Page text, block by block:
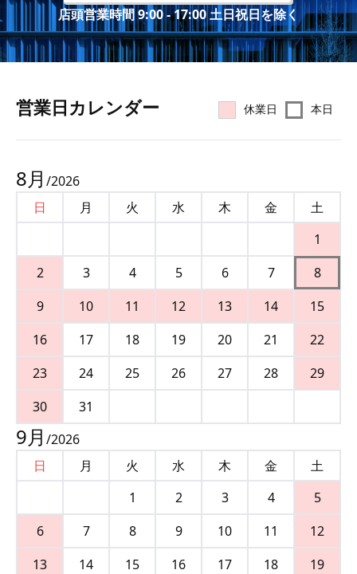
店頭営業時間 9:00 - 17:00 土日祝日を除く
営業⽇カレンダー 休業日 本日
8月 /2026
日
月 火 水 木 金
土
1
2
3 4 5 6 7
8
9
10 11 12 13 14
15
16
17 18 19 20 21
22
23
24 25 26 27 28
29
30
31
9月 /2026
日
月 火 水 木 金
土
1
2 3 4
5
6
7 8 9 10 11
12
13
14 15 16 17 18
19